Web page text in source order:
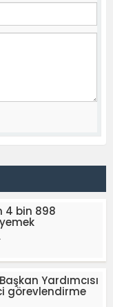
4 bin 898
Yardımcısı
görevlendirme